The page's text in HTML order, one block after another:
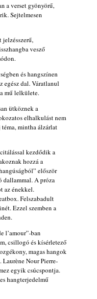
rész: Horváth
- 134. rész
- 79. rész:
a verset gyönyörű,
Sejtelmesen
jelzésszerű,
vesző
és hangszínen
egész dal. Váratlanul
mű lelkülete.
ütköznek a
elhalkulást nem
mintha álzárlat
kezdődik a
hozzá a
először
dallammal. A próza
az énekkel.
Felszabadult
Ezzel szemben a
l’amour”-ban
csillogó és kísérletező
magas hangok
Laurène Nour Pierre-
egyik csúcspontja.
hangterjedelmű